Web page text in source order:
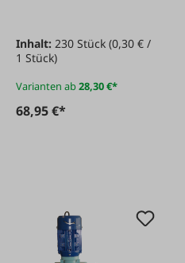
Inhalt: 230 Stück (0,30 € /
1 Stück)
Varianten ab28,30 €*
68,95 €*